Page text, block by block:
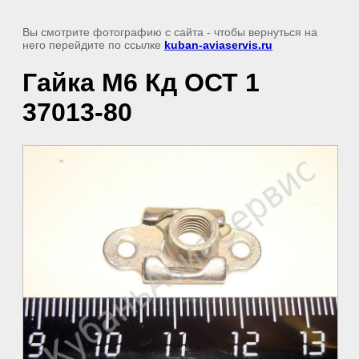
Вы смотрите фотографию с сайта - чтобы вернуться на
него перейдите по ссылке kuban-aviaservis.ru
Гайка М6 Кд ОСТ 1
37013-80